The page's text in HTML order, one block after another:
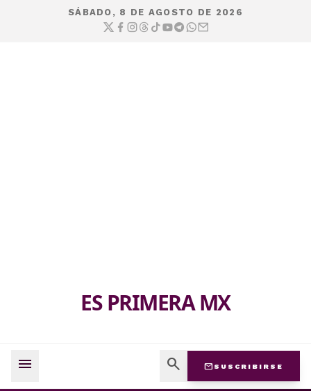
SÁBADO, 8 DE AGOSTO DE 2026
ES PRIMERA MX
menu search mail SUSCRIBIRSE